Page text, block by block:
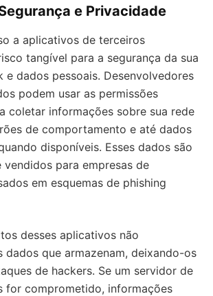
e Privacidade
a aplicativos de terceiros
tangível para a segurança da sua
e dados pessoais. Desenvolvedores
podem usar as permissões
coletar informações sobre sua rede
de comportamento e até dados
disponíveis. Esses dados são
vendidos para empresas de
em esquemas de phishing
desses aplicativos não
que armazenam, deixando-os
de hackers. Se um servidor de
for comprometido, informações